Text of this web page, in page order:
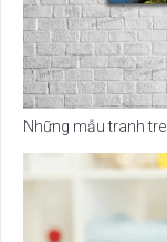
Những mẫu tranh